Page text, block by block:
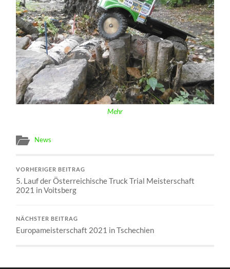
Mehr
News
VORHERIGER BEITRAG
5. Lauf der Österreichische Truck Trial Meisterschaft
2021 in Voitsberg
NÄCHSTER BEITRAG
Europameisterschaft 2021 in Tschechien